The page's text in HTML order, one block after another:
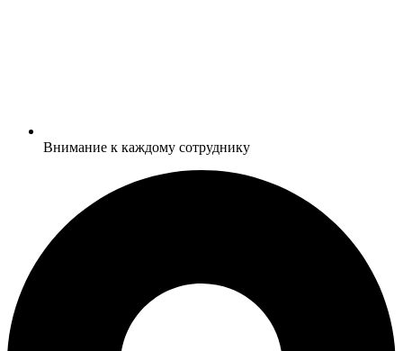
Внимание к каждому сотруднику